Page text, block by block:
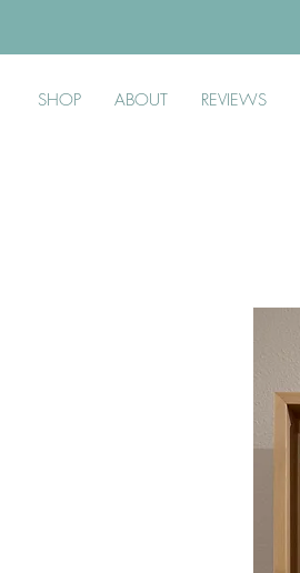
SHOP ABOUT REVIEWS